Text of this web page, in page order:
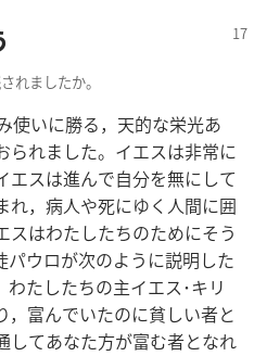
れましたか。
使いに勝る，天的な栄光あ
られました。イエスは非常に
エスは進んで自分を無にして
れ，病人や死にゆく人間に囲
スはわたしたちのためにそう
パウロが次のように説明した
たしたちの主イエス･キリ
，富んでいたのに貧しい者と
してあなた方が富む者となれ